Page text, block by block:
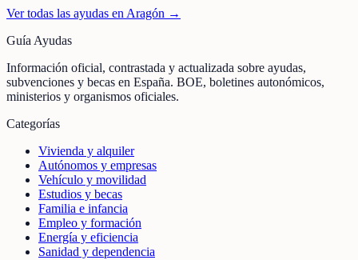
Ver todas las ayudas en Aragón →
Guía Ayudas
Información oficial, contrastada y actualizada sobre ayudas,
subvenciones y becas en España. BOE, boletines autonómicos,
ministerios y organismos oficiales.
Categorías
Vivienda y alquiler
Autónomos y empresas
Vehículo y movilidad
Estudios y becas
Familia e infancia
Empleo y formación
Energía y eficiencia
Sanidad y dependencia